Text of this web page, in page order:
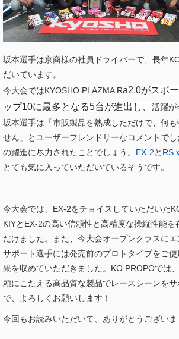
坂本選手は京商様の社員ドライバーで、長年
だいています。
今大会ではKYOSHO PLAZMA Ra2.0がスポ
ップ10に最多となる5台が進出し、 活躍が
坂本選手は「市販製品を熟成しただけで、何
せん」とユーザーフレンドリーなコメントで
の躍進に尽力されたことでしょう。 EX-2と RS
とても気に入っていただいているそうです。
今大会では、EX-2をチョイスしていただいた
KIYとEX-2の高い信頼性と高精度な操縦性能を
だけました。また、今大会オープンクラスに
サポート選手には発売前のプロトタイプをご
果を収めていただきました。KO PROPOでは
頼にこたえる高品質な製品でレースシーンを
で、よろしくお願いします！
今回もお読みいただいて、ありがとうございま